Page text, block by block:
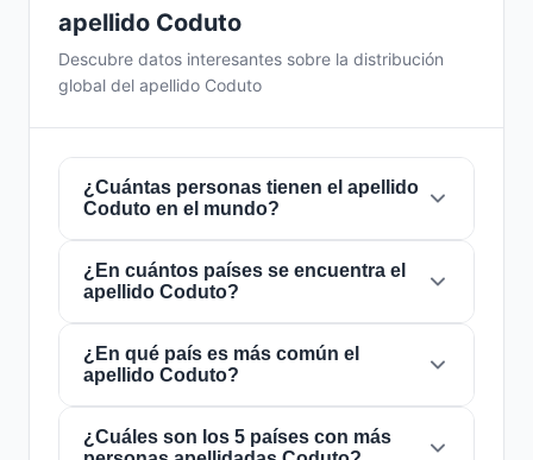
apellido Coduto
Descubre datos interesantes sobre la distribución
global del apellido Coduto
¿Cuántas personas tienen el apellido
Coduto en el mundo?
Actualmente hay aproximadamente196
personascon el apellido
mundo. Esto significa que aproximadamente 1
de cada40,816,327 personasen el mundo
lleva este apellido. Se encuentra presente en
países, lo que refleja su distribución global.
¿En cuántos países se encuentra el
apellido Coduto?
El apellidoCodutoestá presente en
de todo el mundo. Esto lo clasifica como un
apellido de alcancelocal. Su presencia en
múltiples países indica patrones históricos de
¿En qué país es más común el
apellido Coduto?
El apellidoCodutoes más común enEstados
¿Cuáles son los 5 países con más